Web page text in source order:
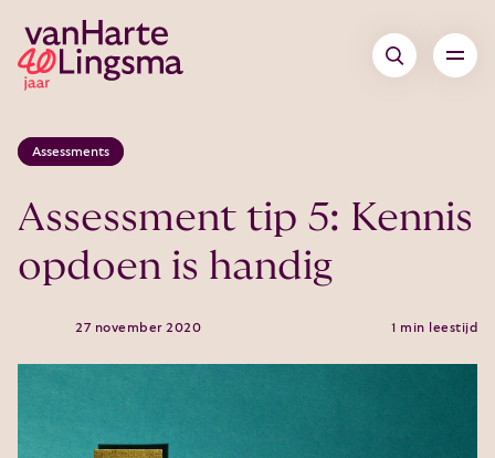
Assessments
Assessment tip 5: Kennis
opdoen is handig
27 november 2020 1 min leestijd